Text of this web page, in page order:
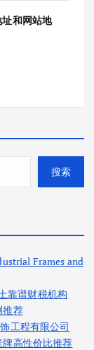
和网站地
搜索
Frames and
靠谱财税机构
推荐
工程有限公司
高性价比推荐